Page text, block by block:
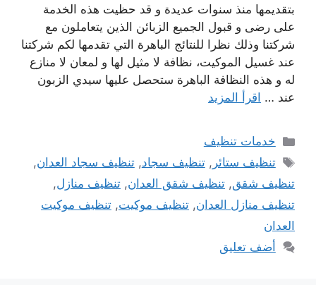
بتقديمها منذ سنوات عديدة و قد حظيت هذه الخدمة
على رضى و قبول الجميع الزبائن الذين يتعاملون مع
شركتنا وذلك نظرا للنتائج الباهرة التي تقدمها لكم شركتنا
عند غسيل الموكيت، نظافة لا مثيل لها و لمعان لا منازع
له و هذه النظافة الباهرة ستحصل عليها سيدي الزبون
عند … اقرأ المزيد
التصنيفات
خدمات تنظيف
الوسوم
تنظيف ستائر ,تنظيف سجاد,تنظيف سجاد العدان,
تنظيف شقق, تنظيف شقق العدان, تنظيف منازل,
تنظيف منازل العدان, تنظيف موكيت, تنظيف موكيت
العدان
أضف تعليق